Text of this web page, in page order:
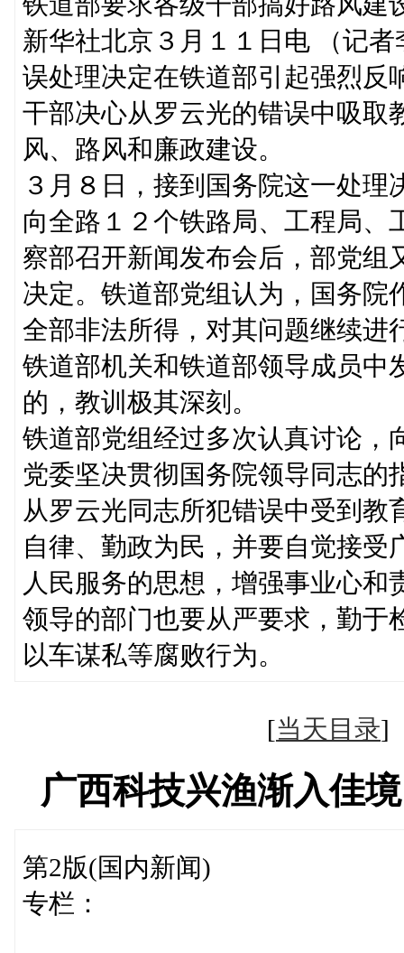
新华社北京３月１１日电 （记
误处理决定在铁道部引起强烈反
干部决心从罗云光的错误中吸取
风、路风和廉政建设。
３月８日，接到国务院这一处
向全路１２个铁路局、工程局、
察部召开新闻发布会后，部党组
决定。铁道部党组认为，国务院
全部非法所得，对其问题继续进
铁道部机关和铁道部领导成员中
的，教训极其深刻。
铁道部党组经过多次认真讨论，
党委坚决贯彻国务院领导同志的
从罗云光同志所犯错误中受到教
自律、勤政为民，并要自觉接
人民服务的思想，增强事业心
领导的部门也要从严要求，勤于
以车谋私等腐败行为。
[当天目录
广西科技兴渔渐入佳
第2版(国内新闻)
专栏：